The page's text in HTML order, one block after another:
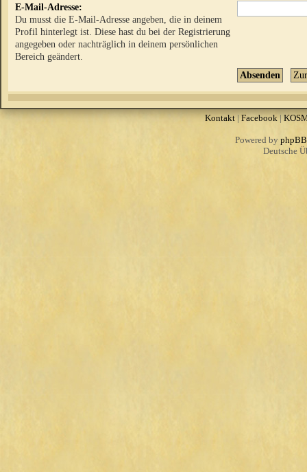
E-Mail-Adresse:
Du musst die E-Mail-Adresse angeben, die in deinem
Profil hinterlegt ist. Diese hast du bei der Registrierung
angegeben oder nachträglich in deinem persönlichen
Bereich geändert.
Kontakt| Facebook |
Powered by phpBB
Deutsche